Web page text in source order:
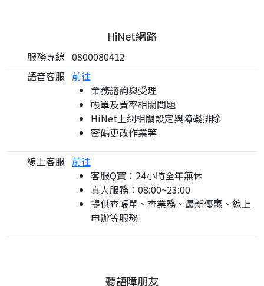
HiNet網路
服務專線 0800080412
語音客服 前往
業務諮詢與受理
帳單及費率相關問題
HiNet上網相關設定與障礙排除
密碼更改作業等
線上客服 前往
客服Q寶：24小時全年無休
真人服務：08:00~23:00
提供查帳單、查業務、最新優惠、線上
申辦等服務
聽語障朋友